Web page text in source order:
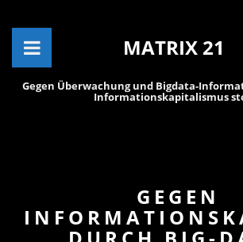
MATRIX 21
Gegen Überwachung und Bigdata-
Informationskapitalismus
GEGEN